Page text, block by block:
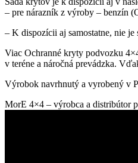
– pre nárazník z výroby – benzín
– K dispozícii aj samostatne, nie
Viac Ochranné kryty podvozku
v teréne a náročná prevádzka.
Výrobok navrhnutý a vyrobený v
MorE 4×4 – výrobca a distribútor